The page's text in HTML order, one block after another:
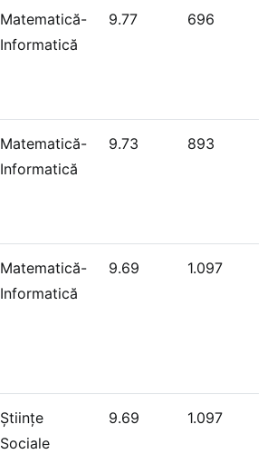
Matematică-
Informatică
9.77 696
Matematică-
Informatică
9.73 893
Matematică-
Informatică
9.69 1.097
Științe
Sociale
9.69 1.097